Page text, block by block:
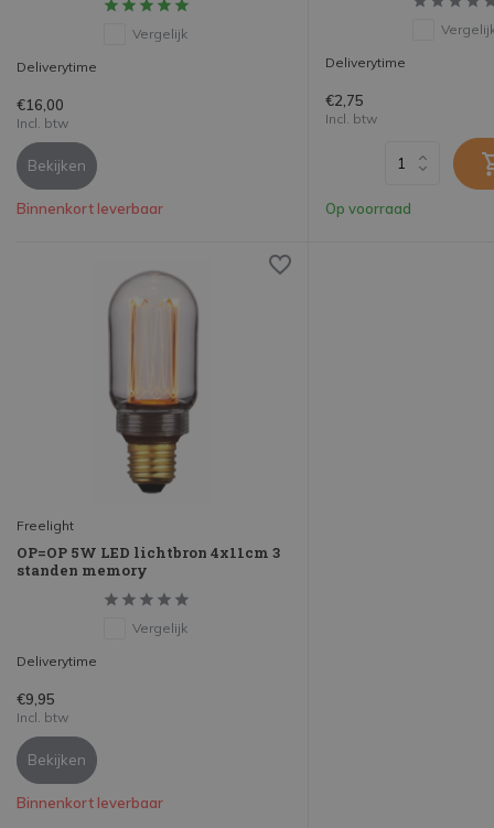
Vergelijk
Deliverytime
€16,00
Incl. btw
Bekijken
Binnenkort leverbaar
Deliverytime
€2,75
Incl. btw
Op voorraad
Freelight
OP=OP 5W LED lichtbron 4x11cm 3
standen memory
Vergelijk
Deliverytime
€9,95
Incl. btw
Bekijken
Binnenkort leverbaar